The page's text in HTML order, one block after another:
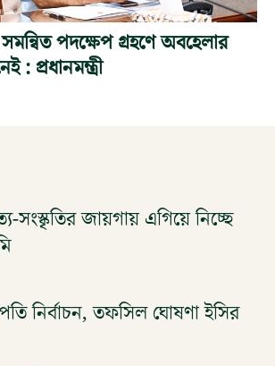
পদক্ষেপ গ্রহণে অবহেলার
প্রধানমন্ত্রী
সংস্কৃতির জায়গায় এগিয়ে নিচ্ছে
নির্বাচন, তফসিল ঘোষণা ইসির